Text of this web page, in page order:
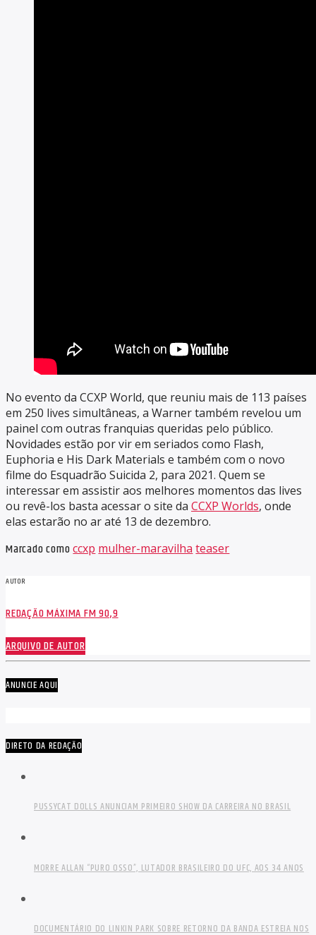
No evento da CCXP World, que reuniu mais de 113 países
em 250 lives simultâneas, a Warner também revelou um
painel com outras franquias queridas pelo público.
Novidades estão por vir em seriados como Flash,
Euphoria e His Dark Materials e também com o novo
filme do Esquadrão Suicida 2, para 2021. Quem se
interessar em assistir aos melhores momentos das lives
ou revê-los basta acessar o site da CCXP Worlds, onde
elas estarão no ar até 13 de dezembro.
Marcado comoccxp mulher-maravilha teaser
AUTOR
REDAÇÃO MÁXIMA FM 90,9
ARQUIVO DE AUTOR
ANUNCIE AQUI
DIRETO DA REDAÇÃO
PUSSYCAT DOLLS ANUNCIAM PRIMEIRO SHOW DA CARREIRA NO BRASIL
MORRE ALLAN “PURO OSSO”, LUTADOR BRASILEIRO DO UFC, AOS 34 ANOS
DOCUMENTÁRIO DO LINKIN PARK SOBRE RETORNO DA BANDA ESTREIA NOS